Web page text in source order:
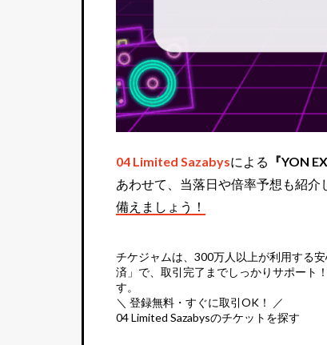
04 Limited Sazabysによる 『YON
あわせて、当落日や倍率予想も紹介
備えましょう！
チケジャムは、 300万人以上が利用する
済」で、取引完了までしっかりサポート
す。
＼ 登録無料・すぐに取引OK！ ／
04 Limited Sazabysのチケットを探す